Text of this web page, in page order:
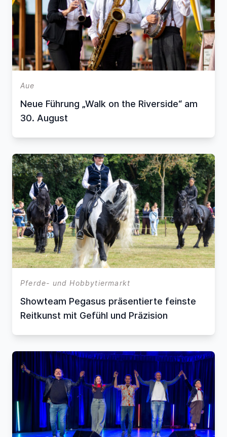
Aue
Neue Führung „Walk on the Riverside“ am
30. August
Pferde- und Hobbytiermarkt
Showteam Pegasus präsentierte feinste
Reitkunst mit Gefühl und Präzision